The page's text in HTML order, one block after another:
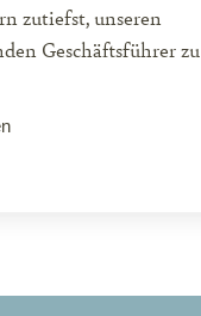
zutiefst, unseren
Geschäftsführer zu